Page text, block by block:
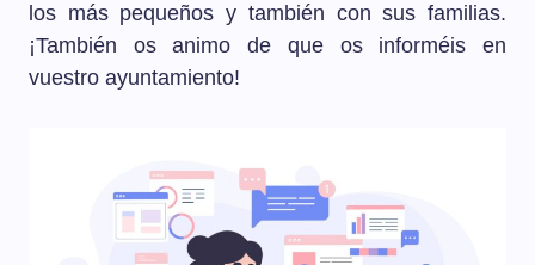
los más pequeños y también con sus familias.
¡También os animo de que os informéis en
vuestro ayuntamiento!